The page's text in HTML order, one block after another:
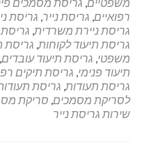
רפואיים, גריסת נייר, גריסת
גריסת ניירת משרדית,
גריסת תיעוד לקוחות, גריסת
משפטי, גריסת תיעוד עובדים,
תיעוד פנימי, גריסת תיקים
גריסת תעודות, גריסת
לסריקת מסמכים, סריקת
שירות גריסת נייר